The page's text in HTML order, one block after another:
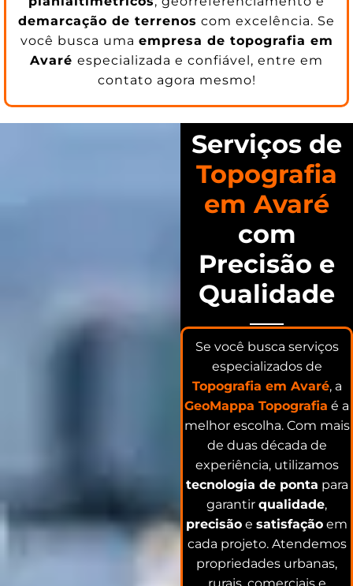
demarcação de terrenos com excelência. Se
você busca uma empresa de topografia em
Avaré especializada e confiável, entre em
contato agora mesmo!
Serviços de
Topografia
em Avaré
com
Precisão e
Qualidade
Se você busca serviços
especializados de
Topografia em Avaré, a
GeoMappa Topografia é a
melhor escolha. Com mais
de duas década de
experiência, utilizamos
tecnologia de ponta para
garantirqualidade,
precisão esatisfação em
cada projeto. Atendemos
propriedades urbanas,